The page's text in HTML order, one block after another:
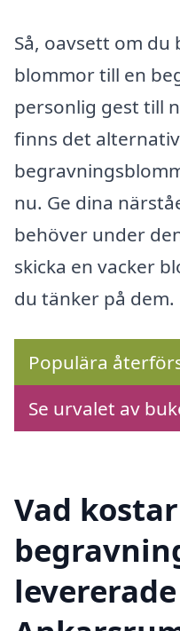
Så, oavsett om du
blommor till en
personlig gest till
finns det
nu. Ge dina
behöver under
skicka en vacker
du tänker på dem.
Populära
Se urvalet av
Vad